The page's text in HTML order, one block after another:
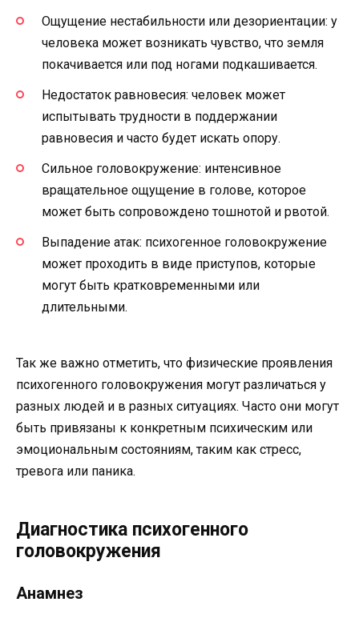
Ощущение нестабильности или дезориентации: у
человека может возникать чувство, что земля
покачивается или под ногами подкашивается.
Недостаток равновесия: человек может
испытывать трудности в поддержании
равновесия и часто будет искать опору.
Сильное головокружение: интенсивное
вращательное ощущение в голове, которое
может быть сопровождено тошнотой и рвотой.
Выпадение атак: психогенное головокружение
может проходить в виде приступов, которые
могут быть кратковременными или
длительными.
Так же важно отметить, что физические проявления
психогенного головокружения могут различаться у
разных людей и в разных ситуациях. Часто они могут
быть привязаны к конкретным психическим или
эмоциональным состояниям, таким как стресс,
тревога или паника.
Диагностика психогенного
головокружения
Анамнез